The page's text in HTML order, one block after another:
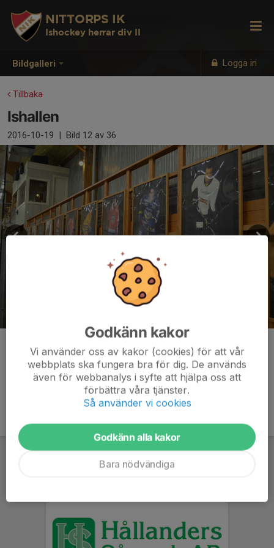
Bildgalleri Logga in
NITTORPS IK
Ishockey herrar div II
Tillbaka
Ishallen
2016-10-19 | Bild 12 av 36
Kommentarer
Godkänn kakor
Vi använder oss av kakor (cookies) för att vår
webbplats ska fungera bra för dig. De används
även för webbanalys i syfte att hjälpa oss att
förbättra våra tjänster.
Så använder vi cookies
Godkänn alla kakor
Bara nödvändiga